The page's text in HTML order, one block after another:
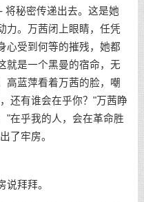
将秘密传递出去。这是她
力。万茜闭上眼睛，任凭
心受到何等的摧残，她都
就是一个黑曼的宿命，无
高蓝萍看着万茜的脸，嘲
还有谁会在乎你？"万茜睁
"在乎我的人，会在革命胜
了牢房。
拜拜。